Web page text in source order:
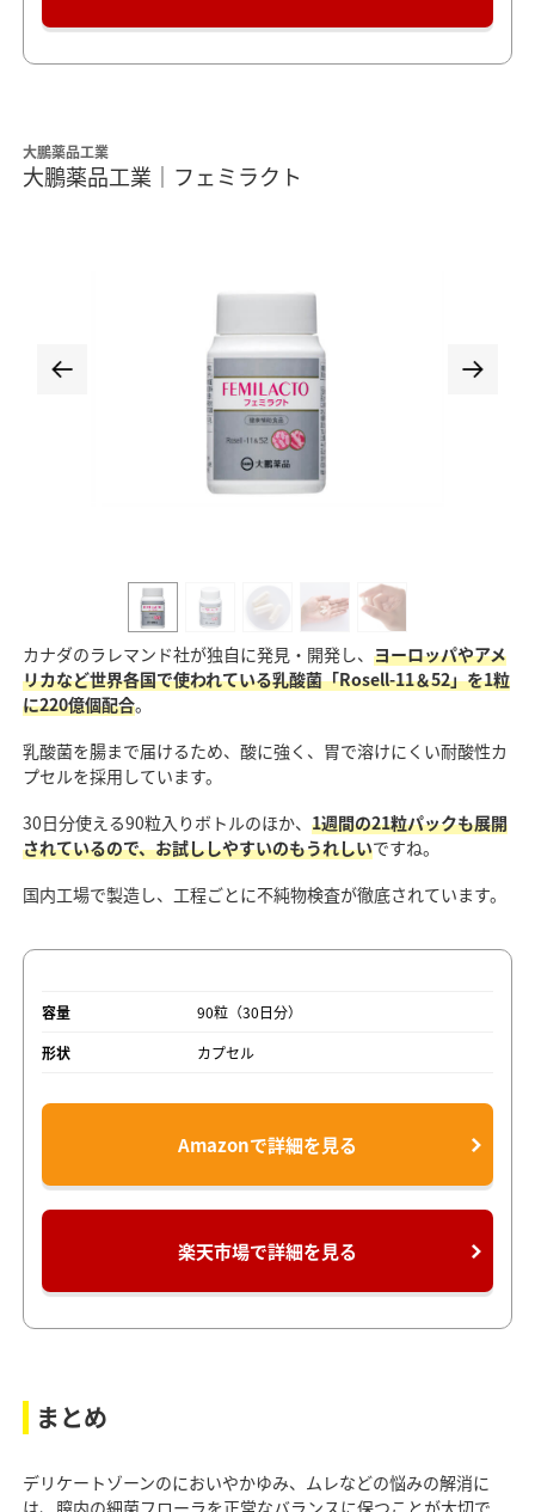
大鵬薬品工業
大鵬薬品工業｜フェミラクト
カナダのラレマンド社が独自に発見・開発し、 ヨーロッパやアメ
リカなど世界各国で使われている乳酸菌「Rosell-11＆52」を1粒
に220億個配合。
乳酸菌を腸まで届けるため、酸に強く、胃で溶けにくい耐酸性カ
プセルを採用しています。
30日分使える90粒入りボトルのほか、 1週間の21粒パックも展開
されているので、お試ししやすいのもうれしいですね。
国内工場で製造し、工程ごとに不純物検査が徹底されています。
容量
90粒（30日分）
形状
カプセル
Amazonで詳細を見る
楽天市場で詳細を見る
まとめ
デリケートゾーンのにおいやかゆみ、ムレなどの悩みの解消に
は、膣内の細菌フローラを正常なバランスに保つことが大切で